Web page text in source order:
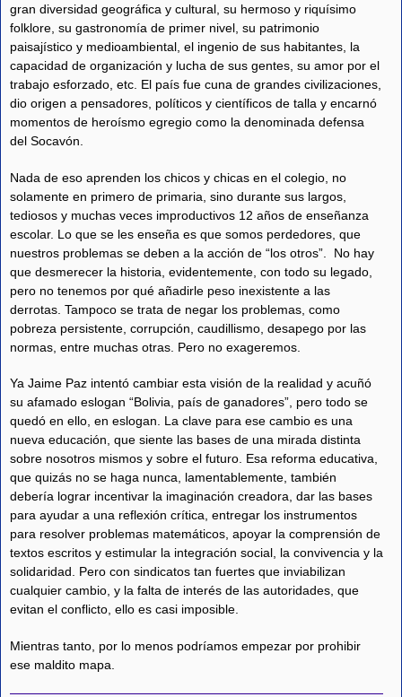
gran diversidad geográfica y cultural, su hermoso y riquísimo
folklore, su gastronomía de primer nivel, su patrimonio
paisajístico y medioambiental, el ingenio de sus habitantes, la
capacidad de organización y lucha de sus gentes, su amor por el
trabajo esforzado, etc. El país fue cuna de grandes civilizaciones,
dio origen a pensadores, políticos y científicos de talla y encarnó
momentos de heroísmo egregio como la denominada defensa
del Socavón.
Nada de eso aprenden los chicos y chicas en el colegio, no
solamente en primero de primaria, sino durante sus largos,
tediosos y muchas veces improductivos 12 años de enseñanza
escolar. Lo que se les enseña es que somos perdedores, que
nuestros problemas se deben a la acción de “los otros”. No hay
que desmerecer la historia, evidentemente, con todo su legado,
pero no tenemos por qué añadirle peso inexistente a las
derrotas. Tampoco se trata de negar los problemas, como
pobreza persistente, corrupción, caudillismo, desapego por las
normas, entre muchas otras. Pero no exageremos.
Ya Jaime Paz intentó cambiar esta visión de la realidad y acuñó
su afamado eslogan “Bolivia, país de ganadores”, pero todo se
quedó en ello, en eslogan. La clave para ese cambio es una
nueva educación, que siente las bases de una mirada distinta
sobre nosotros mismos y sobre el futuro. Esa reforma educativa,
que quizás no se haga nunca, lamentablemente, también
debería lograr incentivar la imaginación creadora, dar las bases
para ayudar a una reflexión crítica, entregar los instrumentos
para resolver problemas matemáticos, apoyar la comprensión de
textos escritos y estimular la integración social, la convivencia y la
solidaridad. Pero con sindicatos tan fuertes que inviabilizan
cualquier cambio, y la falta de interés de las autoridades, que
evitan el conflicto, ello es casi imposible.
Mientras tanto, por lo menos podríamos empezar por prohibir
ese maldito mapa.